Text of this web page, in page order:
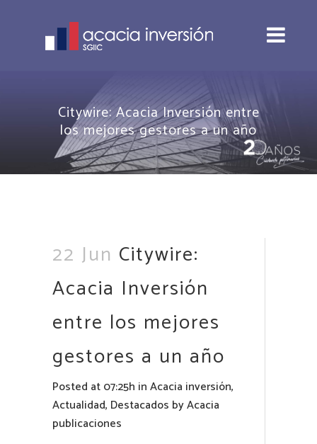
Citywire: Acacia Inversión entre
los mejores gestores a un año
22 Jun Citywire:
Acacia Inversión
entre los mejores
gestores a un año
Posted at 07:25h inAcacia inversión,
Actualidad, Destacados byAcacia
publicaciones